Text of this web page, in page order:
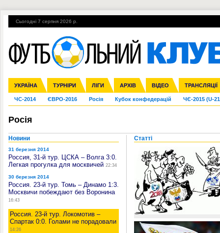
Сьогодні 7 серпня 2026 р.
УКРАЇНА ТУРНІРИ ЛІГИ АРХІВ ВІДЕО ТРАНСЛЯЦІЇ
Збірна Прем'єр-ліга Перша ліга Друга ліга Кубок України
Ліга чемпіонів Ліга Європи Міжнародні Ліга націй Ліга
Англія Іспанія Італія Німеччина Франція Інші
ЧС-2014 ЄВРО-2016 Росія Кубок конфедерацій ЧЄ-2015 (U-
Гарячі теми УПЛ, 1-й тур ВІЙНА УПЛ-ПЕРЕХОДИ
Росія
Новини
31 березня 2014
Россия, 31-й тур. ЦСКА – Волга 3:0.
Легкая прогулка для москвичей 22:34
30 березня 2014
Россия. 23-й тур. Томь – Динамо 1:3.
Москвичи побеждают без Воронина
16:43
Россия. 23-й тур. Локомотив –
Спартак 0:0. Голами не порадовали
14:26
Статті